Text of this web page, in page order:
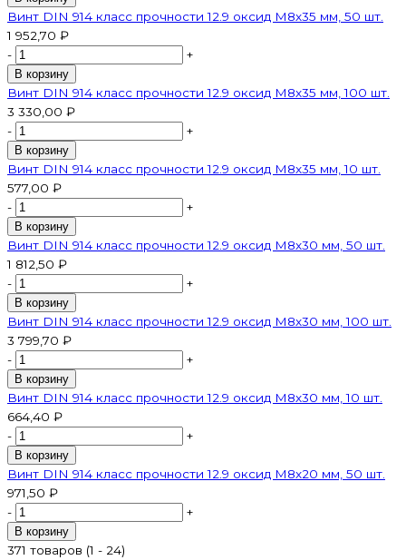
Винт DIN 914 класс прочности 12.9 оксид M8х35 мм, 50 шт.
1 952,70 ₽
-
+
В корзину
Винт DIN 914 класс прочности 12.9 оксид M8х35 мм, 100 шт.
3 330,00 ₽
-
+
В корзину
Винт DIN 914 класс прочности 12.9 оксид M8х35 мм, 10 шт.
577,00 ₽
-
+
В корзину
Винт DIN 914 класс прочности 12.9 оксид M8х30 мм, 50 шт.
1 812,50 ₽
-
+
В корзину
Винт DIN 914 класс прочности 12.9 оксид M8х30 мм, 100 шт.
3 799,70 ₽
-
+
В корзину
Винт DIN 914 класс прочности 12.9 оксид M8х30 мм, 10 шт.
664,40 ₽
-
+
В корзину
Винт DIN 914 класс прочности 12.9 оксид M8х20 мм, 50 шт.
971,50 ₽
-
+
В корзину
371 товаров (1 - 24)